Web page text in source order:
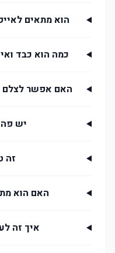
הוא מתאים
כמה הוא כבד
האם אפשר לצלם
יש פה
זה
האם הוא
איך זה